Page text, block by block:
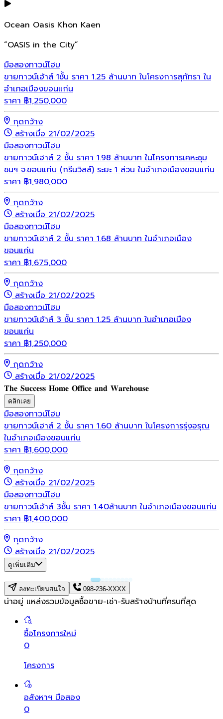
Ocean Oasis Khon Kaen
“OASIS in the City”
มือสองทาวน์โฮม
ขายทาวน์เฮ้าส์ 1ชั้น ราคา 1.25 ล้านบาท ในโครงการสุภัทรา ใน
อำเภอเมืองขอนแก่น
ราคา ฿1,250,000
กุดกว้าง
สร้างเมื่อ 21/02/2025
มือสองทาวน์โฮม
ขายทาวน์เฮาส์ 2 ชั้น ราคา 1.98 ล้านบาท ในโครงการเคหะชุม
ชนฯ จ.ขอนแก่น (กรีนวิลล์) ระยะ 1 ส่วน ในอำเภอเมืองขอนแก่น
ราคา ฿1,980,000
กุดกว้าง
สร้างเมื่อ 21/02/2025
มือสองทาวน์โฮม
ขายทาวน์เฮาส์ 2 ชั้น ราคา 1.68 ล้านบาท ในอำเภอเมือง
ขอนแก่น
ราคา ฿1,675,000
กุดกว้าง
สร้างเมื่อ 21/02/2025
มือสองทาวน์โฮม
ขายทาวน์เฮ้าส์ 3 ชั้น ราคา 1.25 ล้านบาท ในอำเภอเมือง
ขอนแก่น
ราคา ฿1,250,000
กุดกว้าง
สร้างเมื่อ 21/02/2025
𝐓𝐡𝐞 𝐒𝐮𝐜𝐜𝐞𝐬𝐬 𝐇𝐨𝐦𝐞 𝐎𝐟𝐟𝐢𝐜𝐞 𝐚𝐧𝐝 𝐖𝐚𝐫𝐞𝐡𝐨𝐮𝐬𝐞
คลิกเลย
มือสองทาวน์โฮม
ขายทาวน์เฮาส์ 2 ชั้น ราคา 1.60 ล้านบาท ในโครงการรุ่งอรุณ
ในอำเภอเมืองขอนแก่น
ราคา ฿1,600,000
กุดกว้าง
สร้างเมื่อ 21/02/2025
มือสองทาวน์โฮม
ขายทาวน์เฮ้าส์ 3ชั้น ราคา 1.40ล้านบาท ในอำเภอเมืองขอนแก่น
ราคา ฿1,400,000
กุดกว้าง
สร้างเมื่อ 21/02/2025
ดูเพิ่มเติม
ลงทะเบียนสนใจ 098-236-XXXX
น่าอยู่ แหล่งรวมข้อมูลซื้อขาย-เช่า-รับสร้างบ้านที่ครบที่สุด
ซื้อโครงการใหม่
0
โครงการ
อสังหาฯ มือสอง
0